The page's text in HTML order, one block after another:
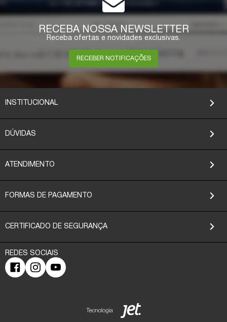
RECEBA NOSSA NEWSLETTER
Receba ofertas e novidades exclusivas.
RECEBER NOTIFICAÇÕES
INSTITUCIONAL
DÚVIDAS
ATENDIMENTO
FORMAS DE PAGAMENTO
CERTIFICADO DE SEGURANÇA